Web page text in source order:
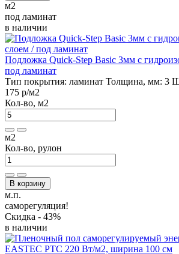
м2
под ламинат
в наличии
Подложка Quick-Step Basic 3мм с
под ламинат
Тип покрытия: ламинат Толщина, мм: 3
175 р/м2
Кол-во, м2
м2
Кол-во, рулон
В корзину
м.п.
саморегуляция!
Скидка - 43%
в наличии